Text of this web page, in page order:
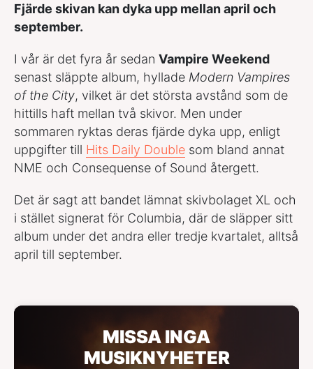
Fjärde skivan kan dyka upp mellan april och
september.
I vår är det fyra år sedan Vampire Weekend
senast släppte album, hyllade Modern Vampires
of the City, vilket är det största avstånd som de
hittills haft mellan två skivor. Men under
sommaren ryktas deras fjärde dyka upp, enligt
uppgifter till Hits Daily Double som bland annat
NME och Consequense of Sound återgett.
Det är sagt att bandet lämnat skivbolaget XL och
i stället signerat för Columbia, där de släpper sitt
album under det andra eller tredje kvartalet, alltså
april till september.
MISSA INGA
MUSIKNYHETER